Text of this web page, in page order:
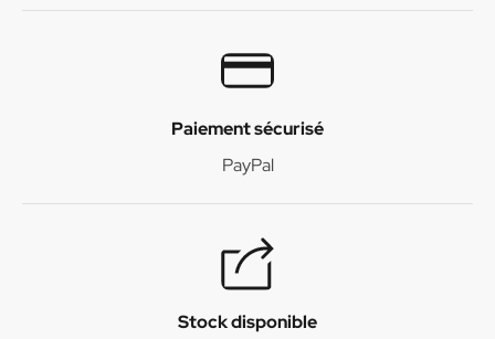
Paiement sécurisé
PayPal
Stock disponible